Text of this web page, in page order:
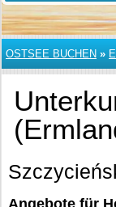
OSTSEE BUCHEN »
Angebote für